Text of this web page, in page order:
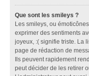
Que sont les smileys ?
Les smileys, ou
exprimer des sentiments
joyeux, :( signifie triste. La
page de rédaction de
Ils peuvent rapidement
peut décider de les retirer